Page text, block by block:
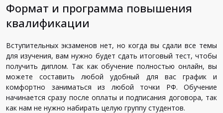
Формат и программа повышения
квалификации
Вступительных экзаменов нет, но когда вы сдали все темы
для изучения,вам нужно будет сдать итоговый тест, чтобы
получить диплом. Так как обучение полностью онлайн,вы
можете
составить любой удобный для вас график
и
комфортно
заниматься из любой точки РФ. Обучение
начинается сразу после оплаты и подписания договора, так
как нам не нужно набирать целую группу студентов.